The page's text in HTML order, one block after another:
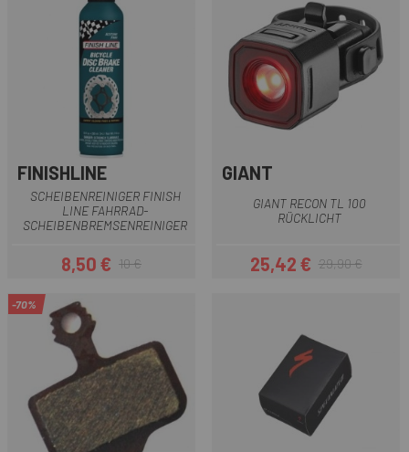
FINISHLINE
SCHEIBENREINIGER FINISH
LINE FAHRRAD-
SCHEIBENBREMSENREINIGER
Preis
8,50 €Regulärer Preis
10 €
GIANT
GIANT RECON TL 100
RÜCKLICHT
Preis
25,42 €Regulärer Preis
29,90 €
-70%